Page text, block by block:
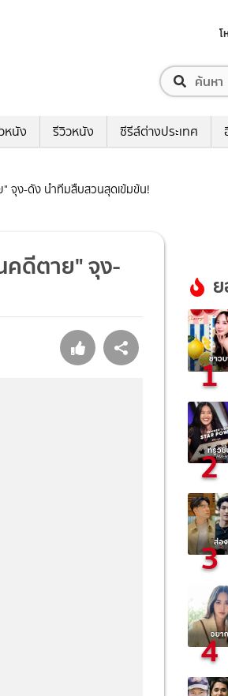
หนัง รีวิวหนัง ซีรีส์ต่างประเทศ
" จุง-ดัง นำทีมสืบสวนสุดเข้มข้น!
คดีตาย" จุง-
1
2
3
4